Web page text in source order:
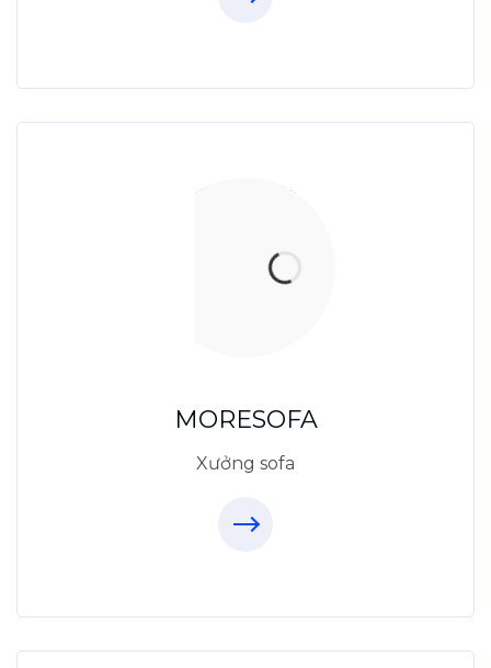
MORESOFA
Xưởng sofa
Xưởng Sofa - MORESOFA